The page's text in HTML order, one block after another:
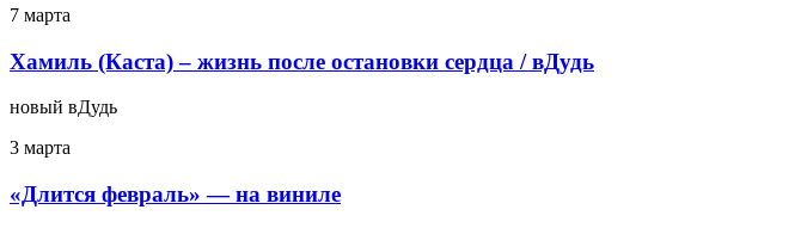
7 марта
Хамиль (Каста) – жизнь после остановки сердца / вДудь
новый вДудь
3 марта
«Длится февраль» — на виниле